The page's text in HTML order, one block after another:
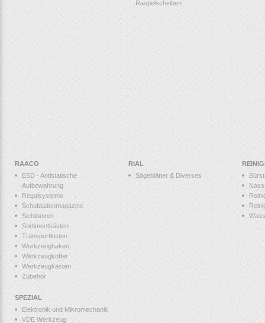
Raspelscheiben
RAACO
ESD - Antistatische
Aufbewahrung
Regalsysteme
Schubladenmagazine
Sichtboxen
Sortimentkästen
Transportkisten
Werkzeughaken
Werkzeugkoffer
Werkzeugkästen
Zubehör
RIAL
Sägeblätter & Diverses
SPEZIAL
Elektronik und Mikromechanik
VDE Werkzeug